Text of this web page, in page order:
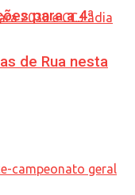
para a 4ª
de Rua nesta